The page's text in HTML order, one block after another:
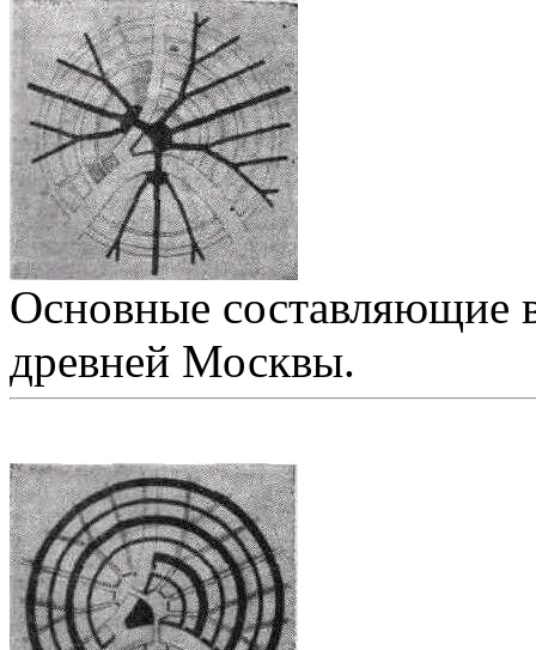
Основные составляющие
древней Москвы.